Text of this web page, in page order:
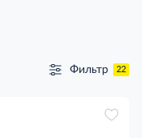
Фильтр 22